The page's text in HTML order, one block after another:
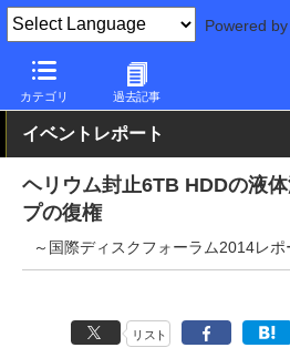
Powered by
カテゴリ 過去記事
PC Watch 半導体/周辺機器 HDD（
イベントレポート
ヘリウム封止6TB HDDの液
プの復権
～国際ディスクフォーラム2014レポ
リスト